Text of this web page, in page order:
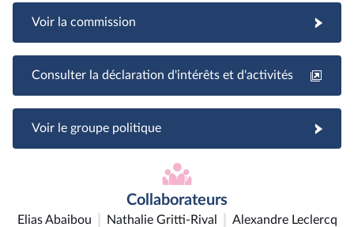
Voir la commission
Consulter la déclaration d'intérêts et d'activités
Voir le groupe politique
Collaborateurs
Elias Abaibou Nathalie Gritti-Rival
Alexandre Leclercq